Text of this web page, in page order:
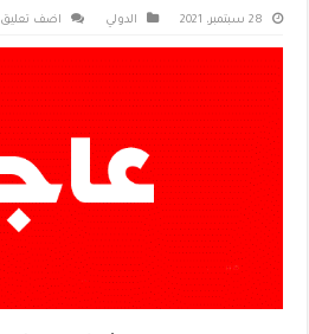
28 سبتمبر، 2021 الدولي اضف تعليق